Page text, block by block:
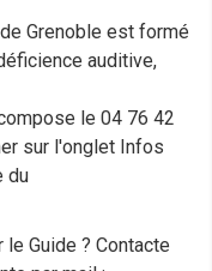
Grenoble est formé
auditive,
le 04 76 42
sur l'onglet Infos
du
Guide ? Contacte